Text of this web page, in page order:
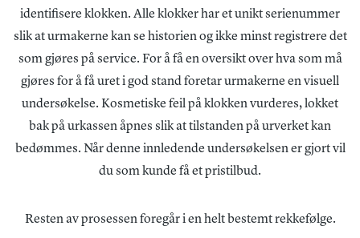
identifisere klokken. Alle klokker har et unikt serienummer
slik at urmakerne kan se historien og ikke minst registrere det
som gjøres på service. For å få en oversikt over hva som må
gjøres for å få uret i god stand foretar urmakerne en visuell
undersøkelse. Kosmetiske feil på klokken vurderes, lokket
bak på urkassen åpnes slik at tilstanden på urverket kan
bedømmes. Når denne innledende undersøkelsen er gjort vil
du som kunde få et pristilbud.
Resten av prosessen foregår i en helt bestemt rekkefølge.